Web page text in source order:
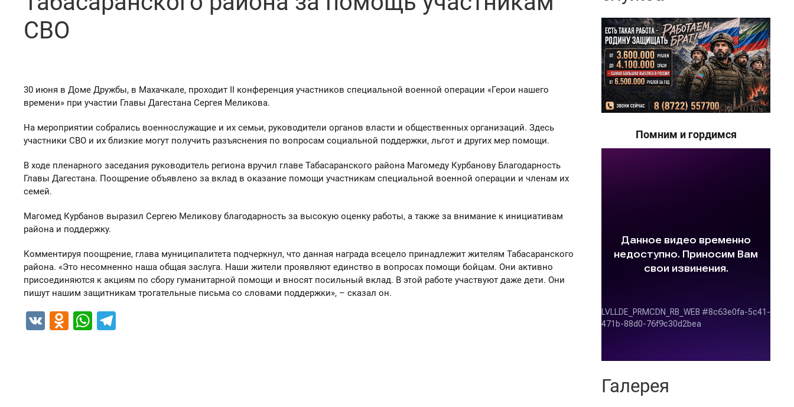
СВО
30 июня в Доме Дружбы, в Махачкале, проходит II конференция участников специальной военной операции «Герои нашего
времени» при участии Главы Дагестана Сергея Меликова.
На мероприятии собрались военнослужащие и их семьи, руководители органов власти и общественных организаций. Здесь
участники СВО и их близкие могут получить разъяснения по вопросам социальной поддержки, льгот и других мер помощи.
В ходе пленарного заседания руководитель региона вручил главе Табасаранского района Магомеду Курбанову Благодарность
Главы Дагестана. Поощрение объявлено за вклад в оказание помощи участникам специальной военной операции и членам их
семей.
Магомед Курбанов выразил Сергею Меликову благодарность за высокую оценку работы, а также за внимание к инициативам
района и поддержку.
Комментируя поощрение, глава муниципалитета подчеркнул, что данная награда всецело принадлежит жителям Табасаранского
района. «Это несомненно наша общая заслуга. Наши жители проявляют единство в вопросах помощи бойцам. Они активно
присоединяются к акциям по сбору гуманитарной помощи и вносят посильный вклад. В этой работе участвуют даже дети. Они
пишут нашим защитникам трогательные письма со словами поддержки», – сказал он.
VK Odnoklassniki
WhatsApp
Помним и гордимся
Галерея